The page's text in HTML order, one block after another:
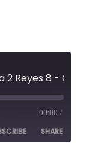
00:00 /
SHARE